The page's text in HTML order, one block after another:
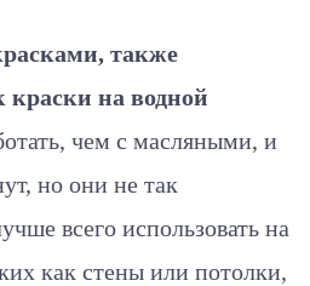
также
на водной
чем с масляными, и
но они не так
всего использовать на
как стены или потолки,